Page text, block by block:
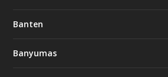
Banten
Banyumas